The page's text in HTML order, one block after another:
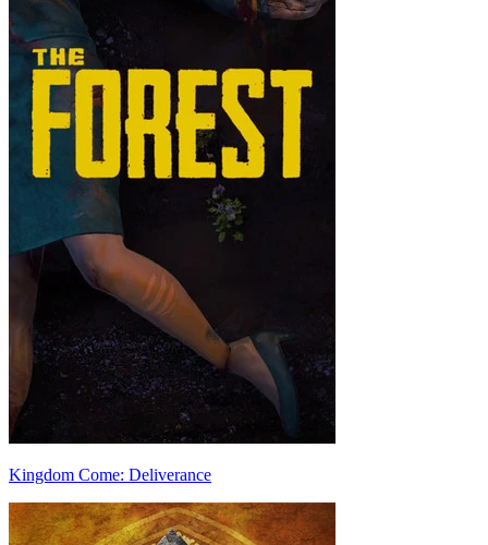
Kingdom Come: Deliverance